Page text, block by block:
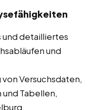
und detailliertes
und
Versuchsdaten,
Tabellen,